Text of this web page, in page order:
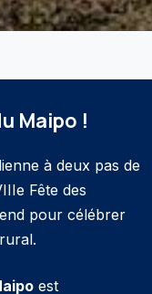
Maipo !
à deux pas de
Fête des
pour célébrer
est